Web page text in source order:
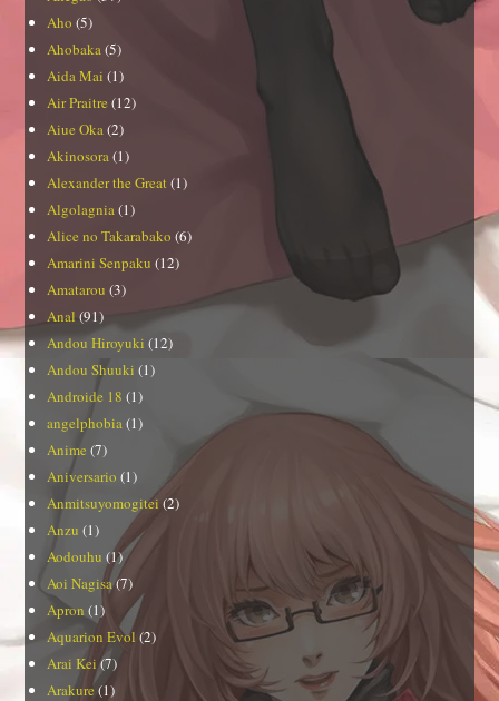
Aho (5)
Ahobaka(5)
Aida Mai (1)
Air Praitre (12)
Aiue Oka(2)
Akinosora(1)
Alexander the Great (1)
Algolagnia(1)
Alice no Takarabako (6)
Amarini Senpaku (12)
Amatarou (3)
Anal (91)
Andou Hiroyuki (12)
Andou Shuuki (1)
Androide 18 (1)
angelphobia(1)
Anime (7)
Aniversario (1)
Anmitsuyomogitei (2)
Anzu (1)
Aodouhu (1)
Aoi Nagisa(7)
Apron (1)
Aquarion Evol(2)
Arai Kei(7)
Arakure (1)